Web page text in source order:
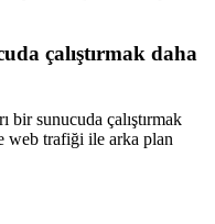
çalıştırmak daha
bir sunucuda çalıştırmak
web trafiği ile arka plan